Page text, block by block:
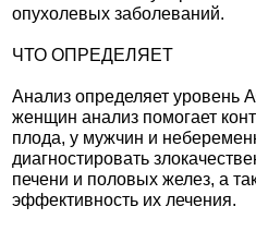
опухолевых заболеваний.
ЧТО ОПРЕДЕЛЯЕТ
Анализ определяет уровень
женщин анализ помогает
плода, у мужчин и
диагностировать
печени и половых желез, а
эффективность их лечения.